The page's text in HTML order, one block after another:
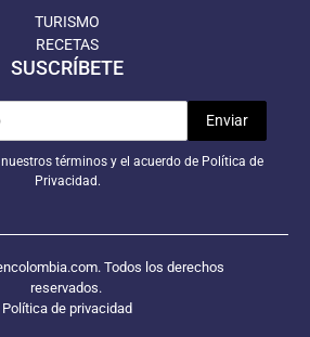
TURISMO
RECETAS
SUSCRÍBETE
términos y el acuerdo de Política de
Privacidad.
Todos los derechos
reservados.
Política de privacidad